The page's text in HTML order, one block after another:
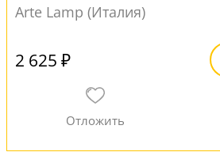
Arte Lamp (Италия)
2 625 ₽